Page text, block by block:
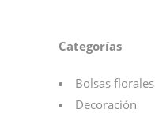
Categorías
Bolsas florales
Decoración